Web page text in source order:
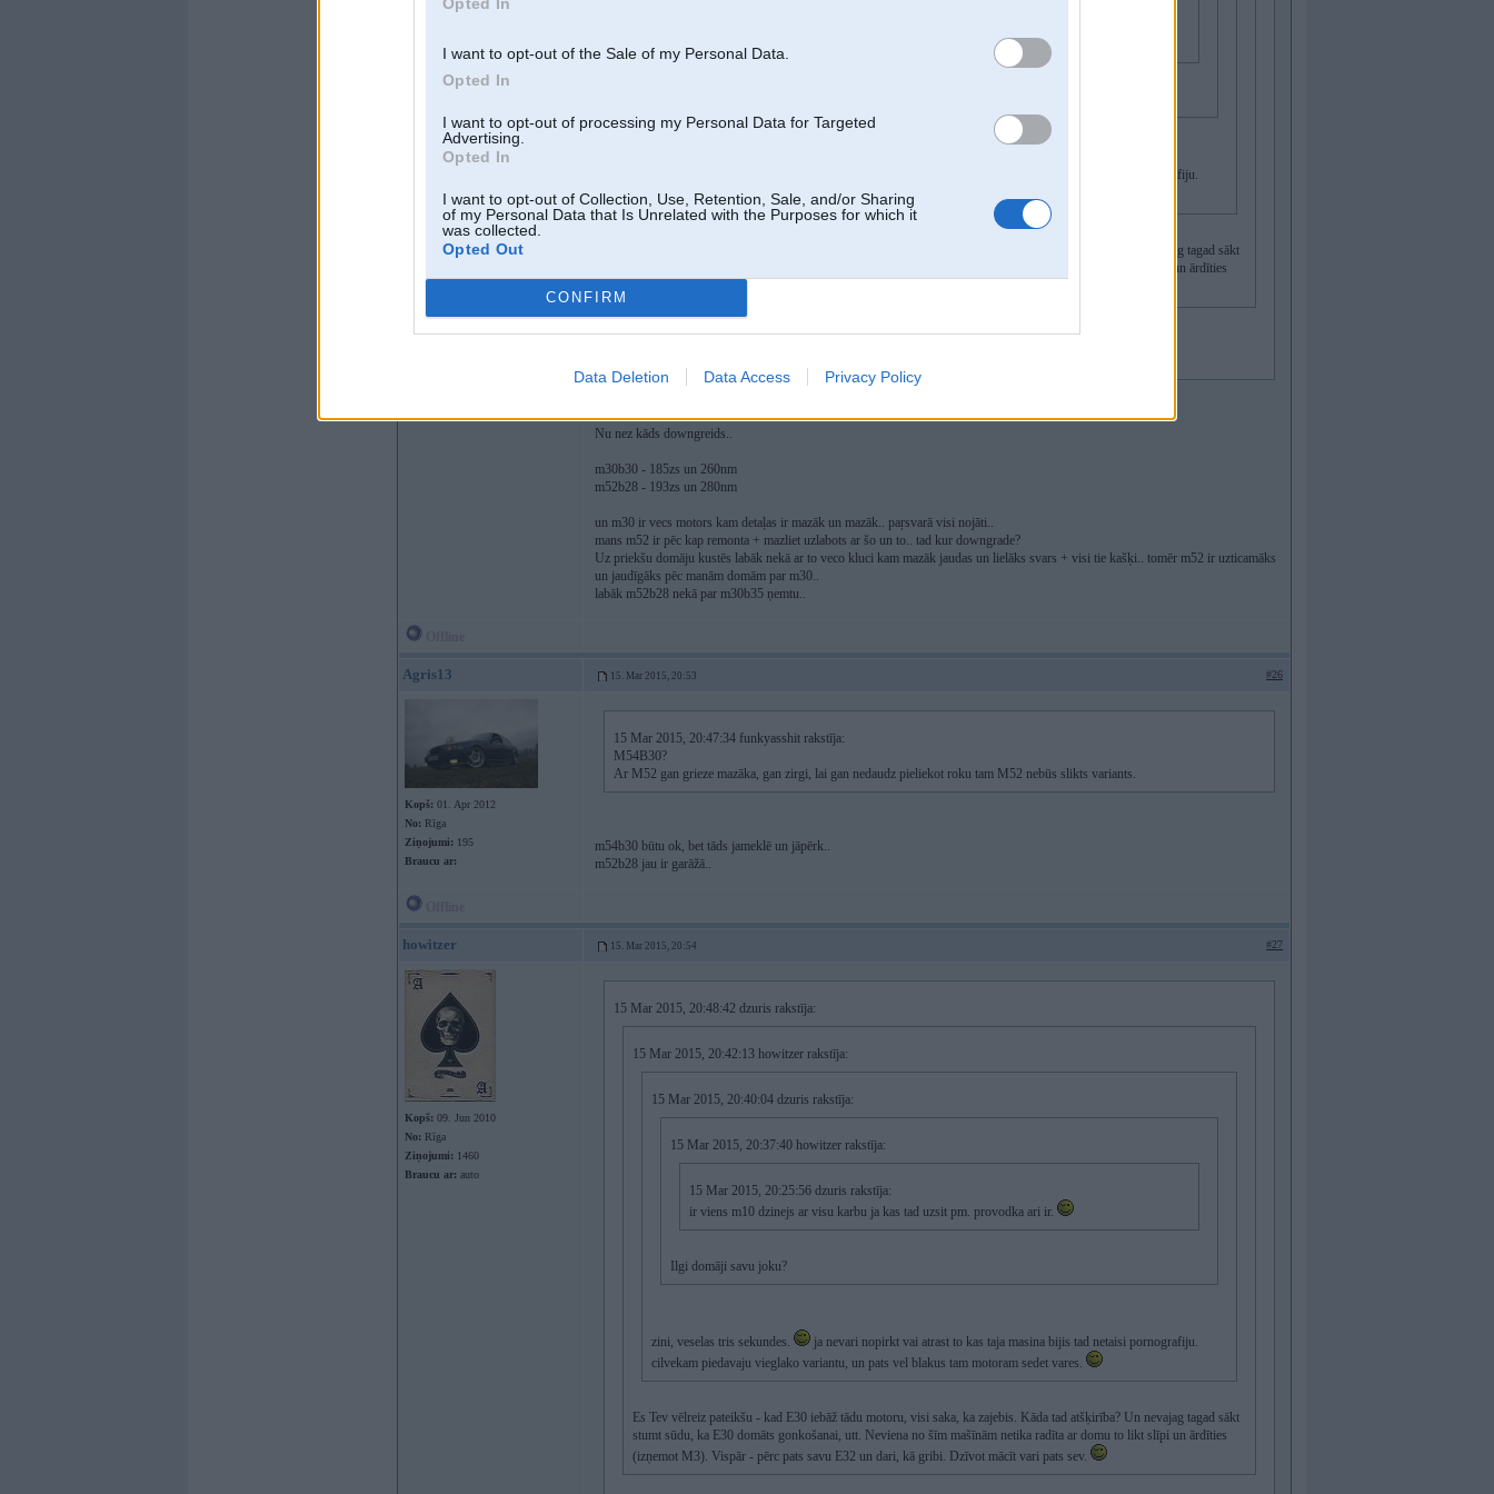
I want to opt-out of the Sale of my Personal Data.
Opted In
I want to opt-out of processing my Personal Data for Targeted
Advertising.
Opted In
I want to opt-out of Collection, Use, Retention, Sale, and/or Sharing
of my Personal Data that Is Unrelated with the Purposes for which it
was collected.
Opted Out
CONFIRM
Data Deletion Data Access Privacy Policy
ir viens m10 dzinejs ar visu karbu ja kas tad uzsit pm. provodka ari ir.
ja nevari nopirkt vai atrast to kas taja masina bijis tad netaisi pornografiju.
cilvekam piedavaju vieglako variantu, un pats vel blakus tam motoram sedet vares.
Es Tev vēlreiz pateikšu - kad E30 iebāž tādu motoru, visi saka, ka zajebis. Kāda tad atšķirība? Un nevajag tagad sākt
stumt sūdu, ka E30 domāts gonkošanai, utt. Neviena no šīm mašīnām netika radīta ar domu to likt slīpi un ārdīties
Nu nez kāds downgreids..
m30b30 - 185zs un 260nm
m52b28 - 193zs un 280nm
un m30 ir vecs motors kam detaļas ir mazāk un mazāk.. paŗsvarā visi nojāti..
mans m52 ir pēc kap remonta + mazliet uzlabots ar šo un to.. tad kur downgrade?
Uz priekšu domāju kustēs labāk nekā ar to veco kluci kam mazāk jaudas un lielāks svars + visi tie kašķi.. tomēr m52 ir uzticamāks
un jaudīgāks pēc manām domām par m30..
labāk m52b28 nekā par m30b35 ņemtu..
Agris13 15. Mar 2015, 20:53 #26
Kopš: 01. Apr 2012
No: Rīga
Ziņojumi: 195
Braucu ar:
15 Mar 2015, 20:47:34 funkyasshit rakstīja:
M54B30?
Ar M52 gan grieze mazāka, gan zirgi, lai gan nedaudz pieliekot roku tam M52 nebūs slikts variants.
m54b30 būtu ok, bet tāds jameklē un jāpērk..
m52b28 jau ir garāžā..
howitzer 15. Mar 2015, 20:54 #27
Kopš: 09. Jun 2010
No: Rīga
Ziņojumi: 1460
Braucu ar: auto
15 Mar 2015, 20:48:42 dzuris rakstīja:
15 Mar 2015, 20:42:13 howitzer rakstīja:
15 Mar 2015, 20:40:04 dzuris rakstīja:
15 Mar 2015, 20:37:40 howitzer rakstīja:
15 Mar 2015, 20:25:56 dzuris rakstīja:
ir viens m10 dzinejs ar visu karbu ja kas tad uzsit pm. provodka ari ir.
Ilgi domāji savu joku?
zini, veselas tris sekundes.
ja nevari nopirkt vai atrast to kas taja masina bijis tad netaisi pornografiju.
cilvekam piedavaju vieglako variantu, un pats vel blakus tam motoram sedet vares.
Es Tev vēlreiz pateikšu - kad E30 iebāž tādu motoru, visi saka, ka zajebis. Kāda tad atšķirība? Un nevajag tagad sākt
stumt sūdu, ka E30 domāts gonkošanai, utt. Neviena no šīm mašīnām netika radīta ar domu to likt slīpi un ārdīties
(izņemot M3). Vispār - pērc pats savu E32 un dari, kā gribi. Dzīvot mācīt vari pats sev.